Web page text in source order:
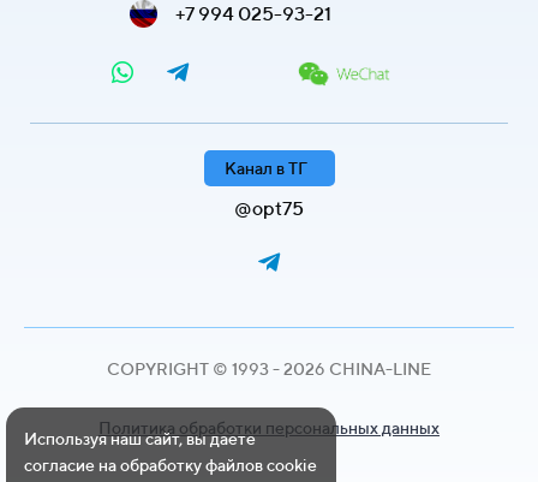
+7 994 025-93-21
Канал в ТГ
@opt75
COPYRIGHT © 1993 - 2026 CHINA-LINE
Политика обработки персональных данных
Используя наш сайт, вы даете
согласие на обработку файлов cookie